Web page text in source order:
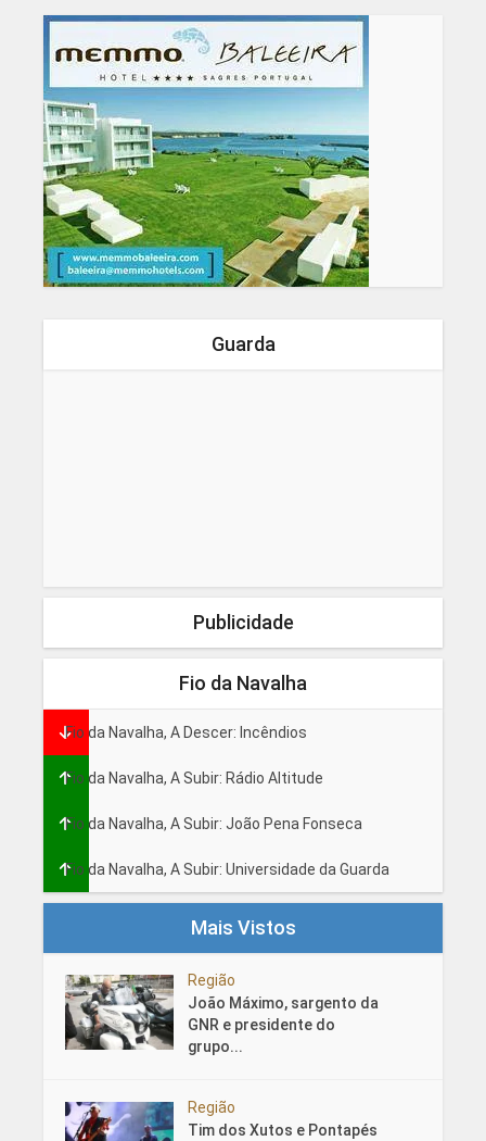
Guarda
Publicidade
Fio da Navalha
Fio da Navalha, A Descer: Incêndios
Fio da Navalha, A Subir: Rádio Altitude
Fio da Navalha, A Subir: João Pena Fonseca
Fio da Navalha, A Subir: Universidade da Guarda
Mais Vistos
Região
João Máximo, sargento da
GNR e presidente do
grupo...
Região
Tim dos Xutos e Pontapés